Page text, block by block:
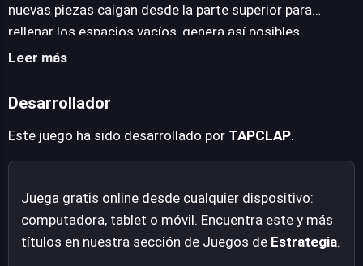
nuevas piezas caigan desde la parte superior para
rellenar los espacios vacíos, genera así posibles
cascadas o combos para maximizar tus puntos y
Leer más
Desarrollador
Este juego ha sido desarrollado por TAPCLAP.
Juega gratis online desde cualquier dispositivo:
computadora, tablet o móvil. Encuentra este y más
títulos en nuestra sección de Juegos de Estrategia.